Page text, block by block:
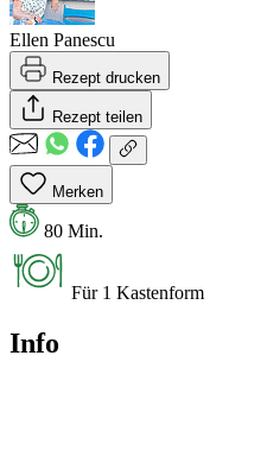
Ellen Panescu
Rezept drucken
Rezept teilen
Merken
80 Min.
Für 1 Kastenform
Info